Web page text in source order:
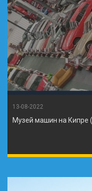
13-08-2022
Музей машин на Кипре